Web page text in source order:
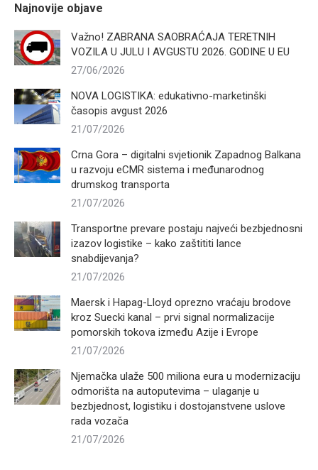
Najnovije objave
Važno! ZABRANA SAOBRAĆAJA TERETNIH
VOZILA U JULU I AVGUSTU 2026. GODINE U EU
27/06/2026
NOVA LOGISTIKA: edukativno-marketinški
časopis avgust 2026
21/07/2026
Crna Gora – digitalni svjetionik Zapadnog Balkana
u razvoju eCMR sistema i međunarodnog
drumskog transporta
21/07/2026
Transportne prevare postaju najveći bezbjednosni
izazov logistike – kako zaštititi lance
snabdijevanja?
21/07/2026
Maersk i Hapag-Lloyd oprezno vraćaju brodove
kroz Suecki kanal – prvi signal normalizacije
pomorskih tokova između Azije i Evrope
21/07/2026
Njemačka ulaže 500 miliona eura u modernizaciju
odmorišta na autoputevima – ulaganje u
bezbjednost, logistiku i dostojanstvene uslove
rada vozača
21/07/2026